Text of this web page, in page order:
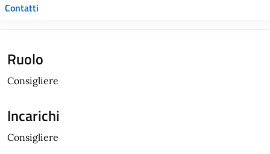
Contatti
Ruolo
Consigliere
Incarichi
Consigliere